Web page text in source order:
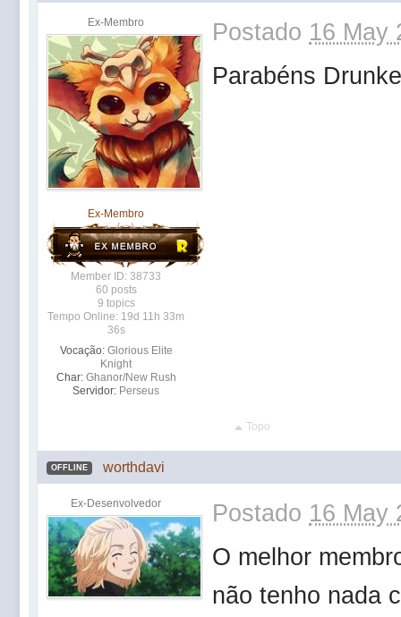
Ex-Membro
Ex-Membro
Member ID: 38733
60 posts
9 topics
Tempo Online: 19d 11h 33m
36s
Vocação: Glorious Elite
Knight
Char: Ghanor/New Rush
Servidor: Perseus
Postado 16 May
Parabéns
Topo
OFFLINE worthdavi
Ex-Desenvolvedor Postado 16 May
O melhor
não tenho nada